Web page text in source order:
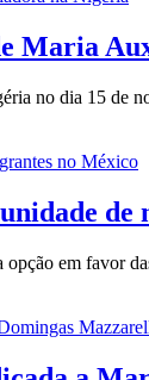
Maria
no dia 15 de
de
em favor